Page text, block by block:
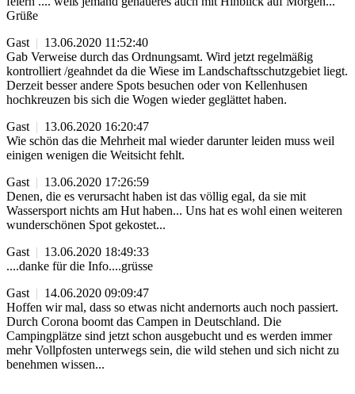
Grüße
Gast | 13.06.2020 11:52:40
Gab Verweise durch das Ordnungsamt. Wird jetzt regelmäßig
kontrolliert /geahndet da die Wiese im Landschaftsschutzgebiet liegt.
Derzeit besser andere Spots besuchen oder von Kellenhusen
hochkreuzen bis sich die Wogen wieder geglättet haben.
Gast | 13.06.2020 16:20:47
Wie schön das die Mehrheit mal wieder darunter leiden muss weil
einigen wenigen die Weitsicht fehlt.
Gast | 13.06.2020 17:26:59
Denen, die es verursacht haben ist das völlig egal, da sie mit
Wassersport nichts am Hut haben... Uns hat es wohl einen weiteren
wunderschönen Spot gekostet...
Gast | 13.06.2020 18:49:33
....danke für die Info....grüsse
Gast | 14.06.2020 09:09:47
Hoffen wir mal, dass so etwas nicht andernorts auch noch passiert.
Durch Corona boomt das Campen in Deutschland. Die
Campingplätze sind jetzt schon ausgebucht und es werden immer
mehr Vollpfosten unterwegs sein, die wild stehen und sich nicht zu
benehmen wissen...